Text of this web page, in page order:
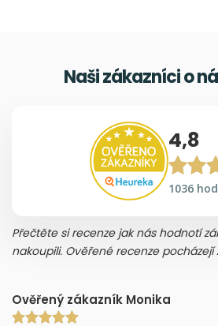
Naši zákazníci o
4,8
1036
Přečtěte si recenze jak nás hodnotí
nakoupili. Ověřené recenze pocházejí
Ověřený zákazník Monika